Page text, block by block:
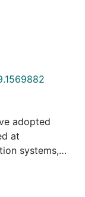
adopted
at
systems,
Instruments
widely, to